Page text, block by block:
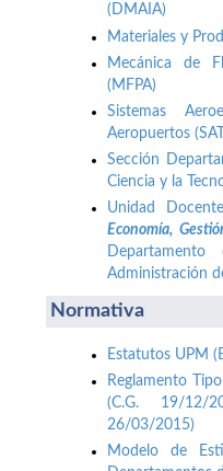
(DMAIA)
Materiales y
Mecánica de
(MFPA)
Sistemas
Aeropuertos
Sección
Ciencia y la
Unidad
Economía,
Administración
Normativa
Estatutos UPM
Reglamento
(C.G. 19/12/
26/03/2015)
Modelo de